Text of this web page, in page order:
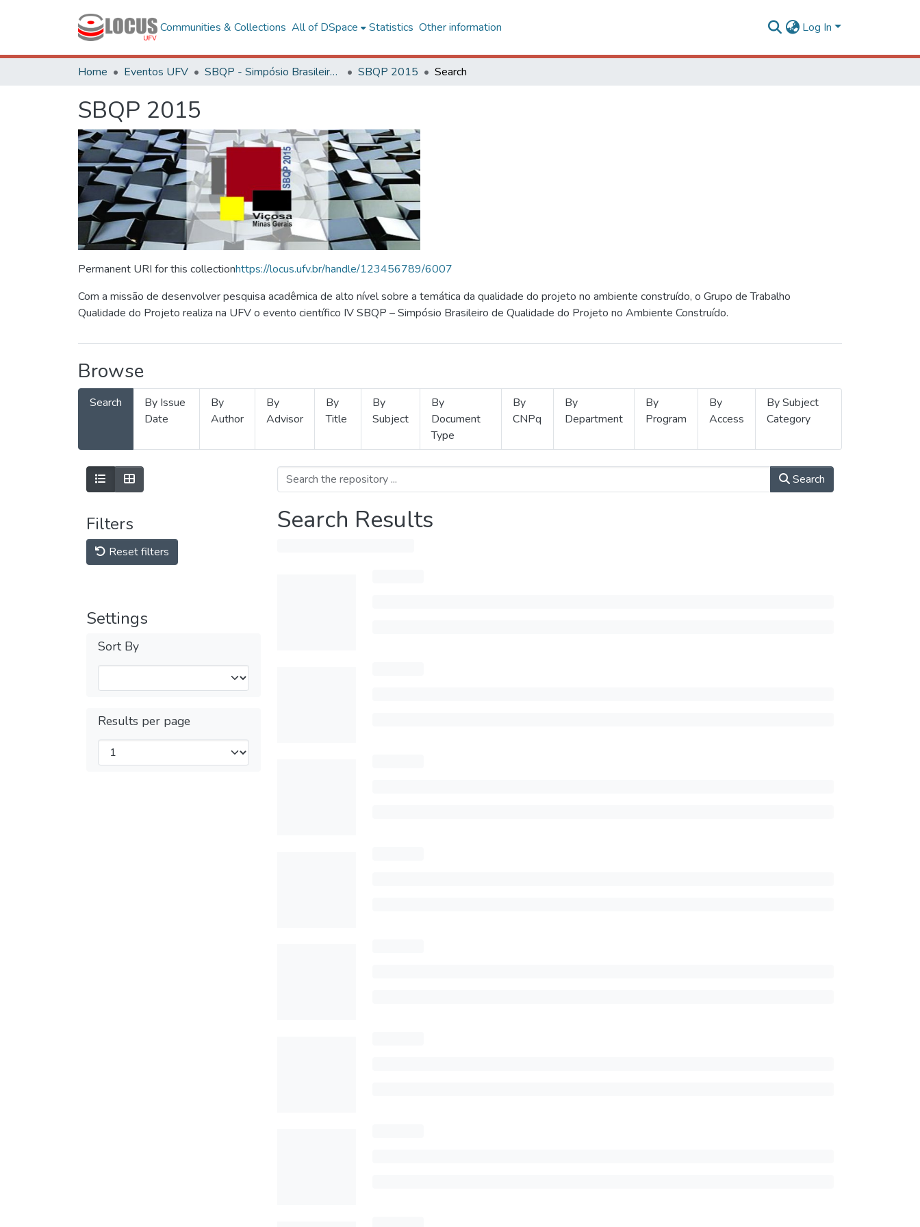
Communities & Collections All of DSpace Statistics Other information Log In
Home Eventos UFV SBQP - Simpósio Brasileiro de Qualidade do Projeto no Ambiente Construído SBQP 2015 Search
SBQP 2015
Permanent URI for this collectionhttps://locus.ufv.br/handle/123456789/6007
Com a missão de desenvolver pesquisa acadêmica de alto nível sobre a temática da qualidade do projeto no ambiente construído, o Grupo de Trabalho
Qualidade do Projeto realiza na UFV o evento científico IV SBQP – Simpósio Brasileiro de Qualidade do Projeto no Ambiente Construído.
Browse
Search
By Issue
Date
By
Author
By
Advisor
By
Title
By
Subject
By
Document
Type
By
CNPq
By
Department
By
Program
By
Access
By Subject
Category
Filters
Reset filters
Settings
Sort By
Results per page
Search
Search Results